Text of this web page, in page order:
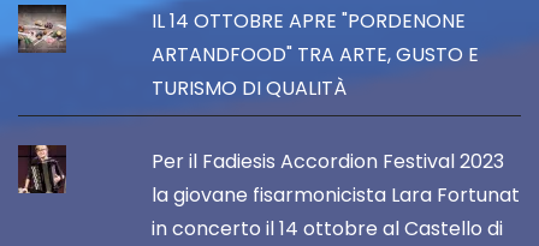
IL 14 OTTOBRE APRE "PORDENONE
ARTANDFOOD" TRA ARTE, GUSTO E
TURISMO DI QUALITÀ
Per il Fadiesis Accordion Festival 2023
la giovane fisarmonicista Lara Fortunat
in concerto il 14 ottobre al Castello di